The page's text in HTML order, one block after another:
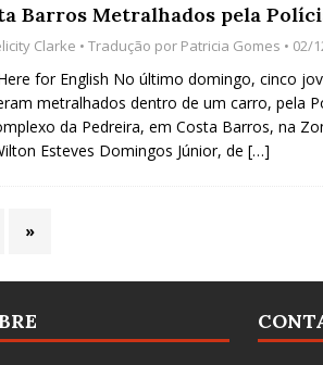
Barros Metralhados pela
Clarke • Tradução por Patricia Gomes • 02/
for English No último domingo, cinco
metralhados dentro de um carro, pela
da Pedreira, em Costa Barros, na
Esteves Domingos Júnior, de […]
»